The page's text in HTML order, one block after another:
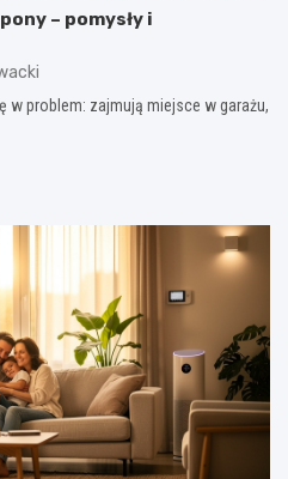
– pomysły i
w problem: zajmują miejsce w garażu,